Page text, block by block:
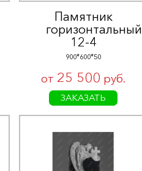
УСЛУГИ
ГРАВИРОВКА
ФОТО
ПОКУПАТЕЛЯМ
ПРОИЗВОДСТВО
СТРАХОВАНИЕ
КОНТАКТЫ
Памятник
горизонтальный
12-4
900*600*50
от 25 500 руб.
ЗАКАЗАТЬ